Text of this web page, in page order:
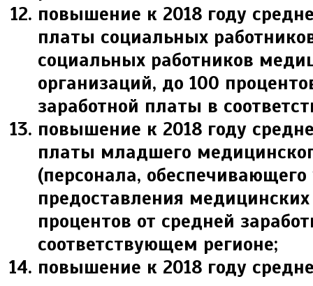
повышение к 2018 году
платы социальных
социальных работников
организаций, до 100
заработной платы в
повышение к 2018 году
платы младшего
(персонала,
предоставления медицинских
процентов от средней
соответствующем регионе;
повышение к 2018 году